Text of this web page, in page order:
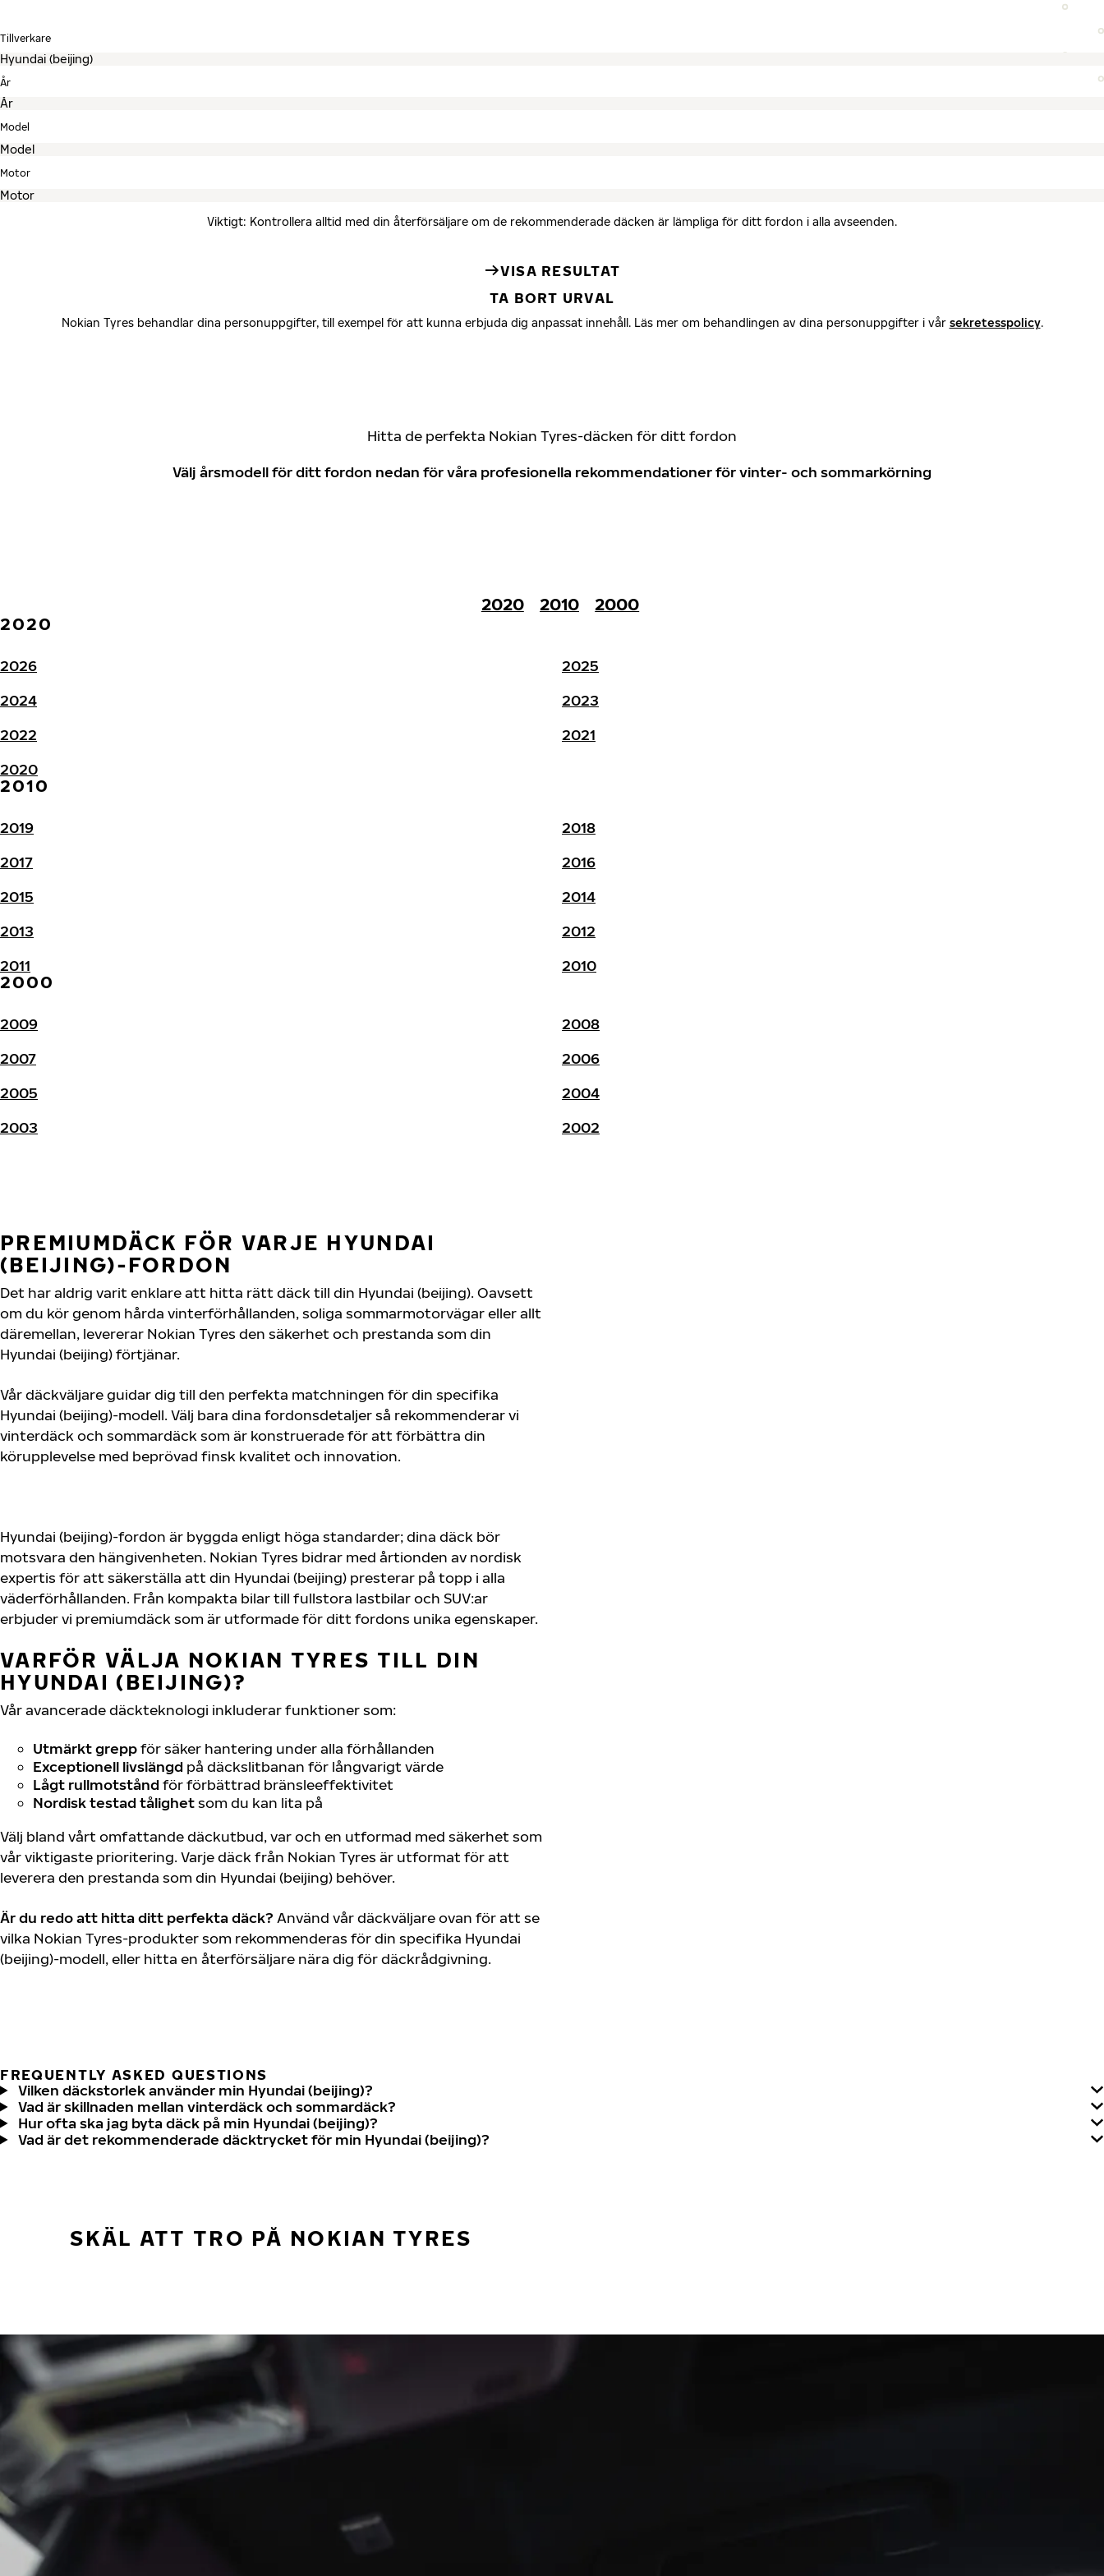
Tillverkare
År
Model
Motor
Viktigt: Kontrollera alltid med din återförsäljare om de rekommenderade däcken är lämpliga för ditt fordon i alla avseenden.
VISA RESULTAT
TA BORT URVAL
Nokian Tyres behandlar dina personuppgifter, till exempel för att kunna erbjuda dig anpassat innehåll. Läs mer om behandlingen av dina personuppgifter i vår sekretesspolicy.
Hitta de perfekta Nokian Tyres-däcken för ditt fordon
Välj årsmodell för ditt fordon nedan för våra profesionella rekommendationer för vinter- och sommarkörning
2020 2010
2000
2020
2026
2025
2024
2023
2022
2021
2020
2010
2019
2018
2017
2016
2015
2014
2013
2012
2011
2010
2000
2009
2008
2007
2006
2005
2004
2003
2002
PREMIUMDÄCK FÖR VARJE HYUNDAI
(BEIJING)-FORDON
Det har aldrig varit enklare att hitta rätt däck till din Hyundai (beijing). Oavsett
om du kör genom hårda vinterförhållanden, soliga sommarmotorvägar eller allt
däremellan, levererar Nokian Tyres den säkerhet och prestanda som din
Hyundai (beijing) förtjänar.
Vår däckväljare guidar dig till den perfekta matchningen för din specifika
Hyundai (beijing)-modell. Välj bara dina fordonsdetaljer så rekommenderar vi
vinterdäck och sommardäck som är konstruerade för att förbättra din
körupplevelse med beprövad finsk kvalitet och innovation.
Hyundai (beijing)-fordon är byggda enligt höga standarder; dina däck bör
motsvara den hängivenheten. Nokian Tyres bidrar med årtionden av nordisk
expertis för att säkerställa att din Hyundai (beijing) presterar på topp i alla
väderförhållanden. Från kompakta bilar till fullstora lastbilar och SUV:ar
erbjuder vi premiumdäck som är utformade för ditt fordons unika egenskaper.
VARFÖR VÄLJA NOKIAN TYRES TILL DIN
HYUNDAI (BEIJING)?
Vår avancerade däckteknologi inkluderar funktioner som:
Utmärkt greppför säker hantering under alla förhållanden
Exceptionell livslängd på däckslitbanan för långvarigt värde
Lågt rullmotstånd för förbättrad bränsleeffektivitet
Nordisk testad tålighetsom du kan lita på
Välj bland vårt omfattande däckutbud, var och en utformad med säkerhet som
vår viktigaste prioritering. Varje däck från Nokian Tyres är utformat för att
leverera den prestanda som din Hyundai (beijing) behöver.
Är du redo att hitta ditt perfekta däck? Använd vår däckväljare ovan för att se
vilka Nokian Tyres-produkter som rekommenderas för din specifika Hyundai
(beijing)-modell, eller hitta en återförsäljare nära dig för däckrådgivning.
FREQUENTLY ASKED QUESTIONS
Vilken däckstorlek använder min Hyundai (beijing)?
Vad är skillnaden mellan vinterdäck och sommardäck?
Hur ofta ska jag byta däck på min Hyundai (beijing)?
Vad är det rekommenderade däcktrycket för min Hyundai (beijing)?
SKÄL ATT TRO PÅ NOKIAN TYRES